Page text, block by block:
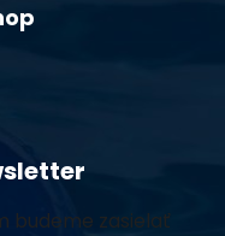
budeme zasielať